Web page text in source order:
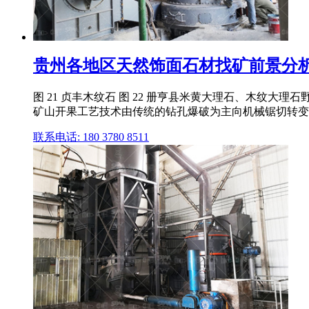
贵州各地区天然饰面石材找矿前景分
图 21 贞丰木纹石 图 22 册亨县米黄大理石、木纹大理
矿山开果工艺技术由传统的钻孔爆破为主向机械锯切转
联系电话: 180 3780 8511